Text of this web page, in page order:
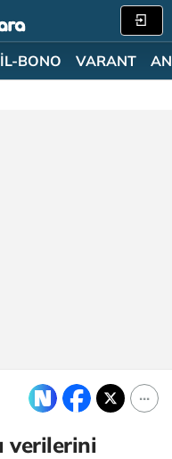
BONO VARANT
verilerini